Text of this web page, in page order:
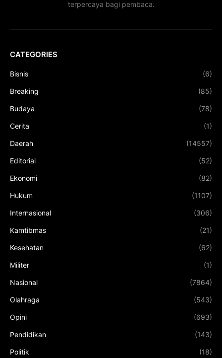
terpercaya bagi pembaca.
CATEGORIES
Bisnis (6)
Breaking (85)
Budaya (78)
Cerita (1)
Daerah (14557)
Editorial (52)
Ekonomi (82)
Hukum (1107)
Internasional (306)
Kamtibmas (21)
Kesehatan (62)
Militer (1)
Nasional (7864)
Olahraga (543)
Opini (693)
Pendidikan (143)
Politik (18)